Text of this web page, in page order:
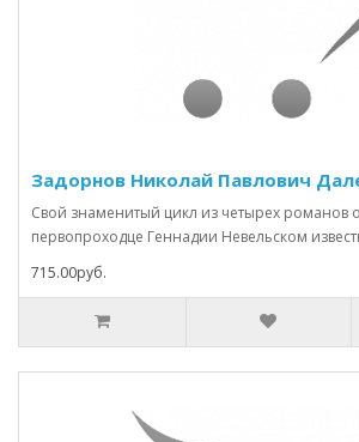
Задорнов Николай Павлович
Свой знаменитый цикл из четырех романов
первопроходце Геннадии Невельском
715.00руб.